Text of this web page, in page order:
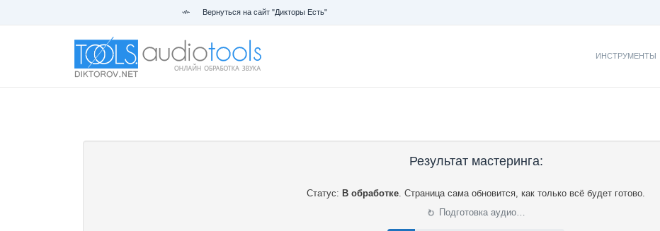
Вернуться на сайт "Дикторы Есть"
ИНСТРУМЕНТЫ
Результат мастеринга:
Статус: В обработке. Страница сама обновится, как только всё будет готово.
⟳ Подготовка аудио…